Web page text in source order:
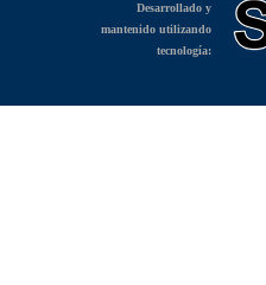
Desarrollado y
mantenido utilizando
tecnología: